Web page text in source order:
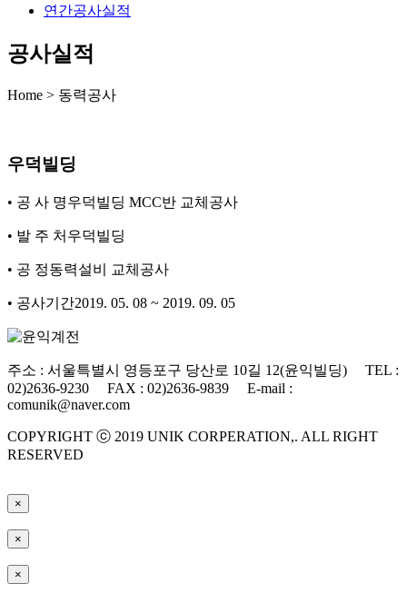
연간공사실적
공사실적
Home > 동력공사
우덕빌딩
• 공 사 명우덕빌딩 MCC반 교체공사
• 발 주 처 우덕빌딩
• 공 정동력설비 교체공사
• 공사기간2019. 05. 08 ~ 2019. 09. 05
주소 : 서울특별시 영등포구 당산로 10길 12(윤익빌딩) TEL :
02)2636-9230 FAX : 02)2636-9839 E-mail :
comunik@naver.com
COPYRIGHT ⓒ 2019 UNIK CORPERATION,. ALL RIGHT
RESERVED
×
×
×